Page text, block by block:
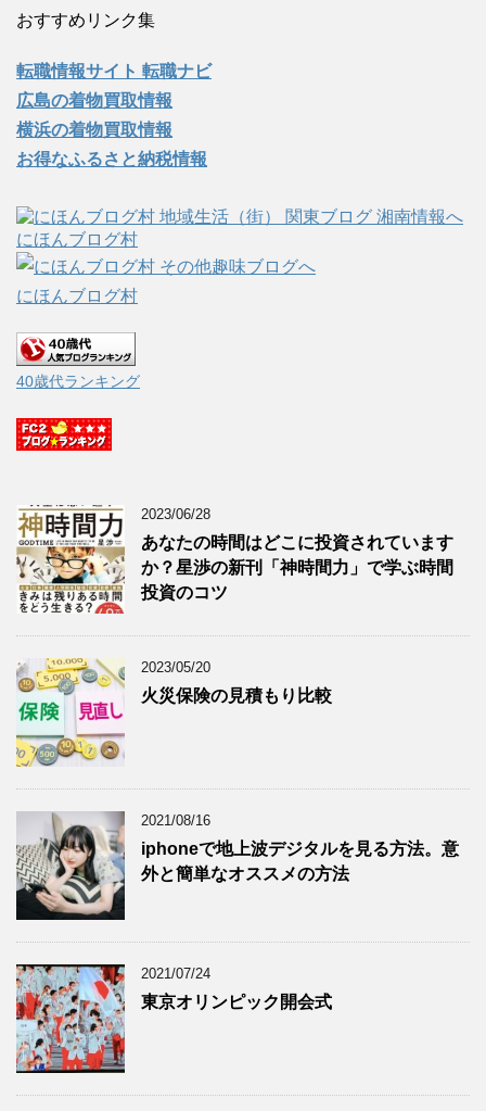
おすすめリンク集
転職情報サイト 転職ナビ
広島の着物買取情報
横浜の着物買取情報
お得なふるさと納税情報
にほんブログ村
にほんブログ村
40歳代ランキング
2023/06/28
あなたの時間はどこに投資されています
か？星渉の新刊「神時間力」で学ぶ時間
投資のコツ
2023/05/20
火災保険の見積もり比較
2021/08/16
iphoneで地上波デジタルを見る方法。意
外と簡単なオススメの方法
2021/07/24
東京オリンピック開会式